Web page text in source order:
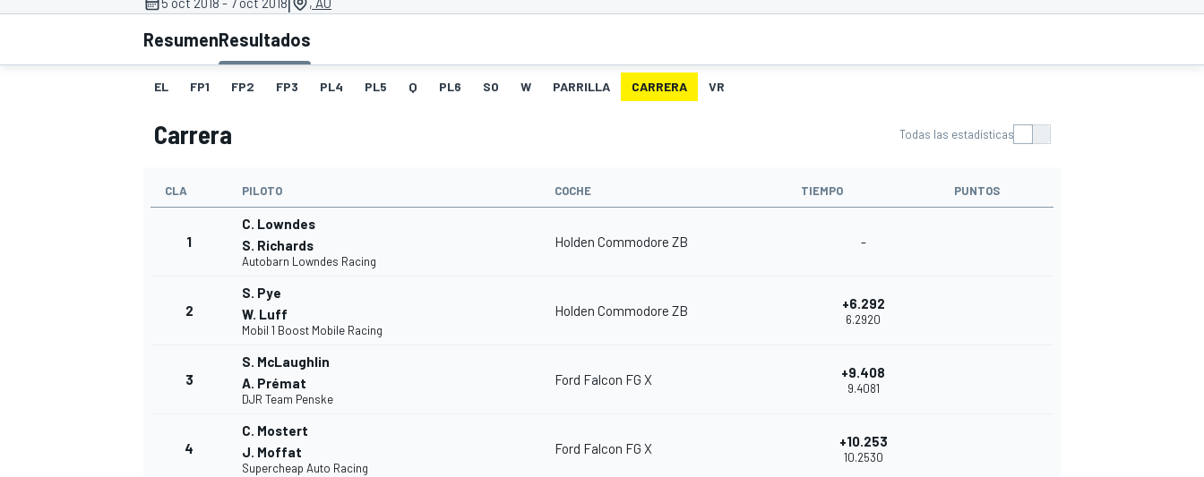
INDYCAR
ResumenResultados
EL FP1 FP2 FP3 PL4 PL5 Q PL6 SO W PARRILLA CARRERA VR
Carrera Todas las estadísticas
CLA PILOTO COCHE TIEMPO PUNTOS
1
C. Lowndes
S. Richards
Autobarn Lowndes Racing
Holden Commodore ZB -
2
S. Pye
W. Luff
Mobil 1 Boost Mobile Racing
Holden Commodore ZB +6.292
6.2920
3
S. McLaughlin
A. Prémat
DJR Team Penske
Ford Falcon FG X +9.408
9.4081
4
C. Mostert
J. Moffat
Supercheap Auto Racing
Ford Falcon FG X +10.253
10.2530